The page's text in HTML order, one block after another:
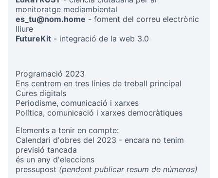
monitoratge mediambiental
es_tu@nom.home - foment del correu electrònic
lliure
FutureKit - integració de la web 3.0
Programació 2023
Ens centrem en tres línies de treball principal
Cures digitals
Periodisme, comunicació i xarxes
Política, comunicació i xarxes democràtiques
Elements a tenir en compte:
Calendari d'obres del 2023 - encara no tenim
previsió tancada
és un any d'eleccions
pressupost (pendent publicar resum de números)